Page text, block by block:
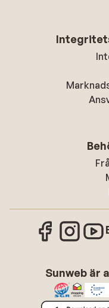
Sunweb är